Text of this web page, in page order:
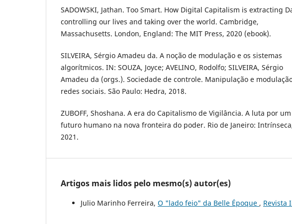
SADOWSKI, Jathan. Too Smart. How Digital Capitalism is extracting
controlling our lives and taking over the world. Cambridge,
Massachusetts. London, England: The MIT Press, 2020 (ebook).
SILVEIRA, Sérgio Amadeu da. A noção de modulação e os sistemas
algorítmicos. IN: SOUZA, Joyce; AVELINO, Rodolfo; SILVEIRA, Sérgio
Amadeu da (orgs.). Sociedade de controle. Manipulação e
redes sociais. São Paulo: Hedra, 2018.
ZUBOFF, Shoshana. A era do Capitalismo de Vigilância. A luta por um
futuro humano na nova fronteira do poder. Rio de Janeiro:
2021.
Artigos mais lidos pelo mesmo(s) autor(es)
Julio Marinho Ferreira, O "lado feio" da Belle Époque , Revista